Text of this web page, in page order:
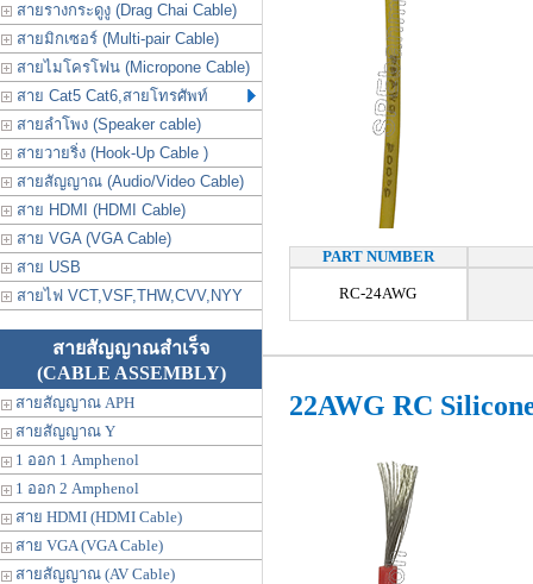
สายรางกระดูงู (Drag Chai Cable)
สายมิกเซอร์ (Multi-pair Cable)
สายไมโครโฟน (Micropone Cable)
สาย Cat5 Cat6,สายโทรศัพท์
สายลำโพง (Speaker cable)
สายวายริ่ง (Hook-Up Cable )
สายสัญญาณ (Audio/Video Cable)
สาย HDMI (HDMI Cable)
สาย VGA (VGA Cable)
สาย USB
สายไฟ VCT,VSF,THW,CVV,NYY
สายสัญญาณสำเร็จ
(CABLE ASSEMBLY)
สายสัญญาณ APH
สายสัญญาณ Y
1 ออก 1 Amphenol
1 ออก 2 Amphenol
สาย HDMI (HDMI Cable)
สาย VGA (VGA Cable)
สายสัญญาณ (AV Cable)
PART NUMBER
RC-24AWG
22AWG RC